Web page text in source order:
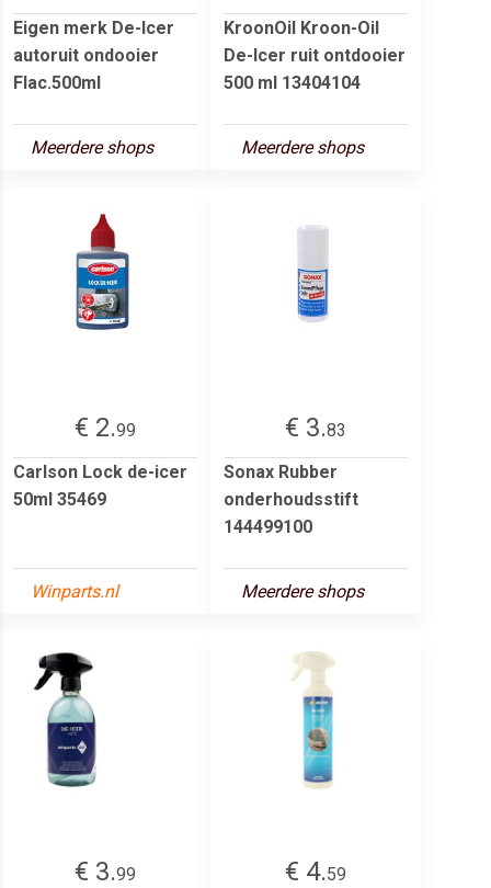
Eigen merk De-Icer
autoruit ondooier
Flac.500ml
Meerdere shops
KroonOil Kroon-Oil
De-Icer ruit ontdooier
500 ml 13404104
Meerdere shops
€ 2.99
Carlson Lock de-icer
50ml 35469
Winparts.nl
€ 3.83
Sonax Rubber
onderhoudsstift
144499100
Meerdere shops
€ 3.99
€ 4.59